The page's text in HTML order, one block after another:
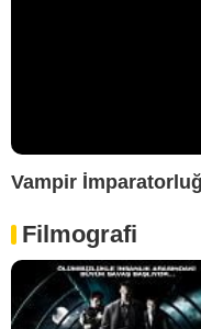
Vampir
Filmografi